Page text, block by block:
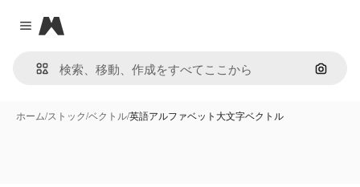
Close menu
Magnific
画像で
ホーム/ストック/ベクトル/英語アルファベット大文字ベクトル